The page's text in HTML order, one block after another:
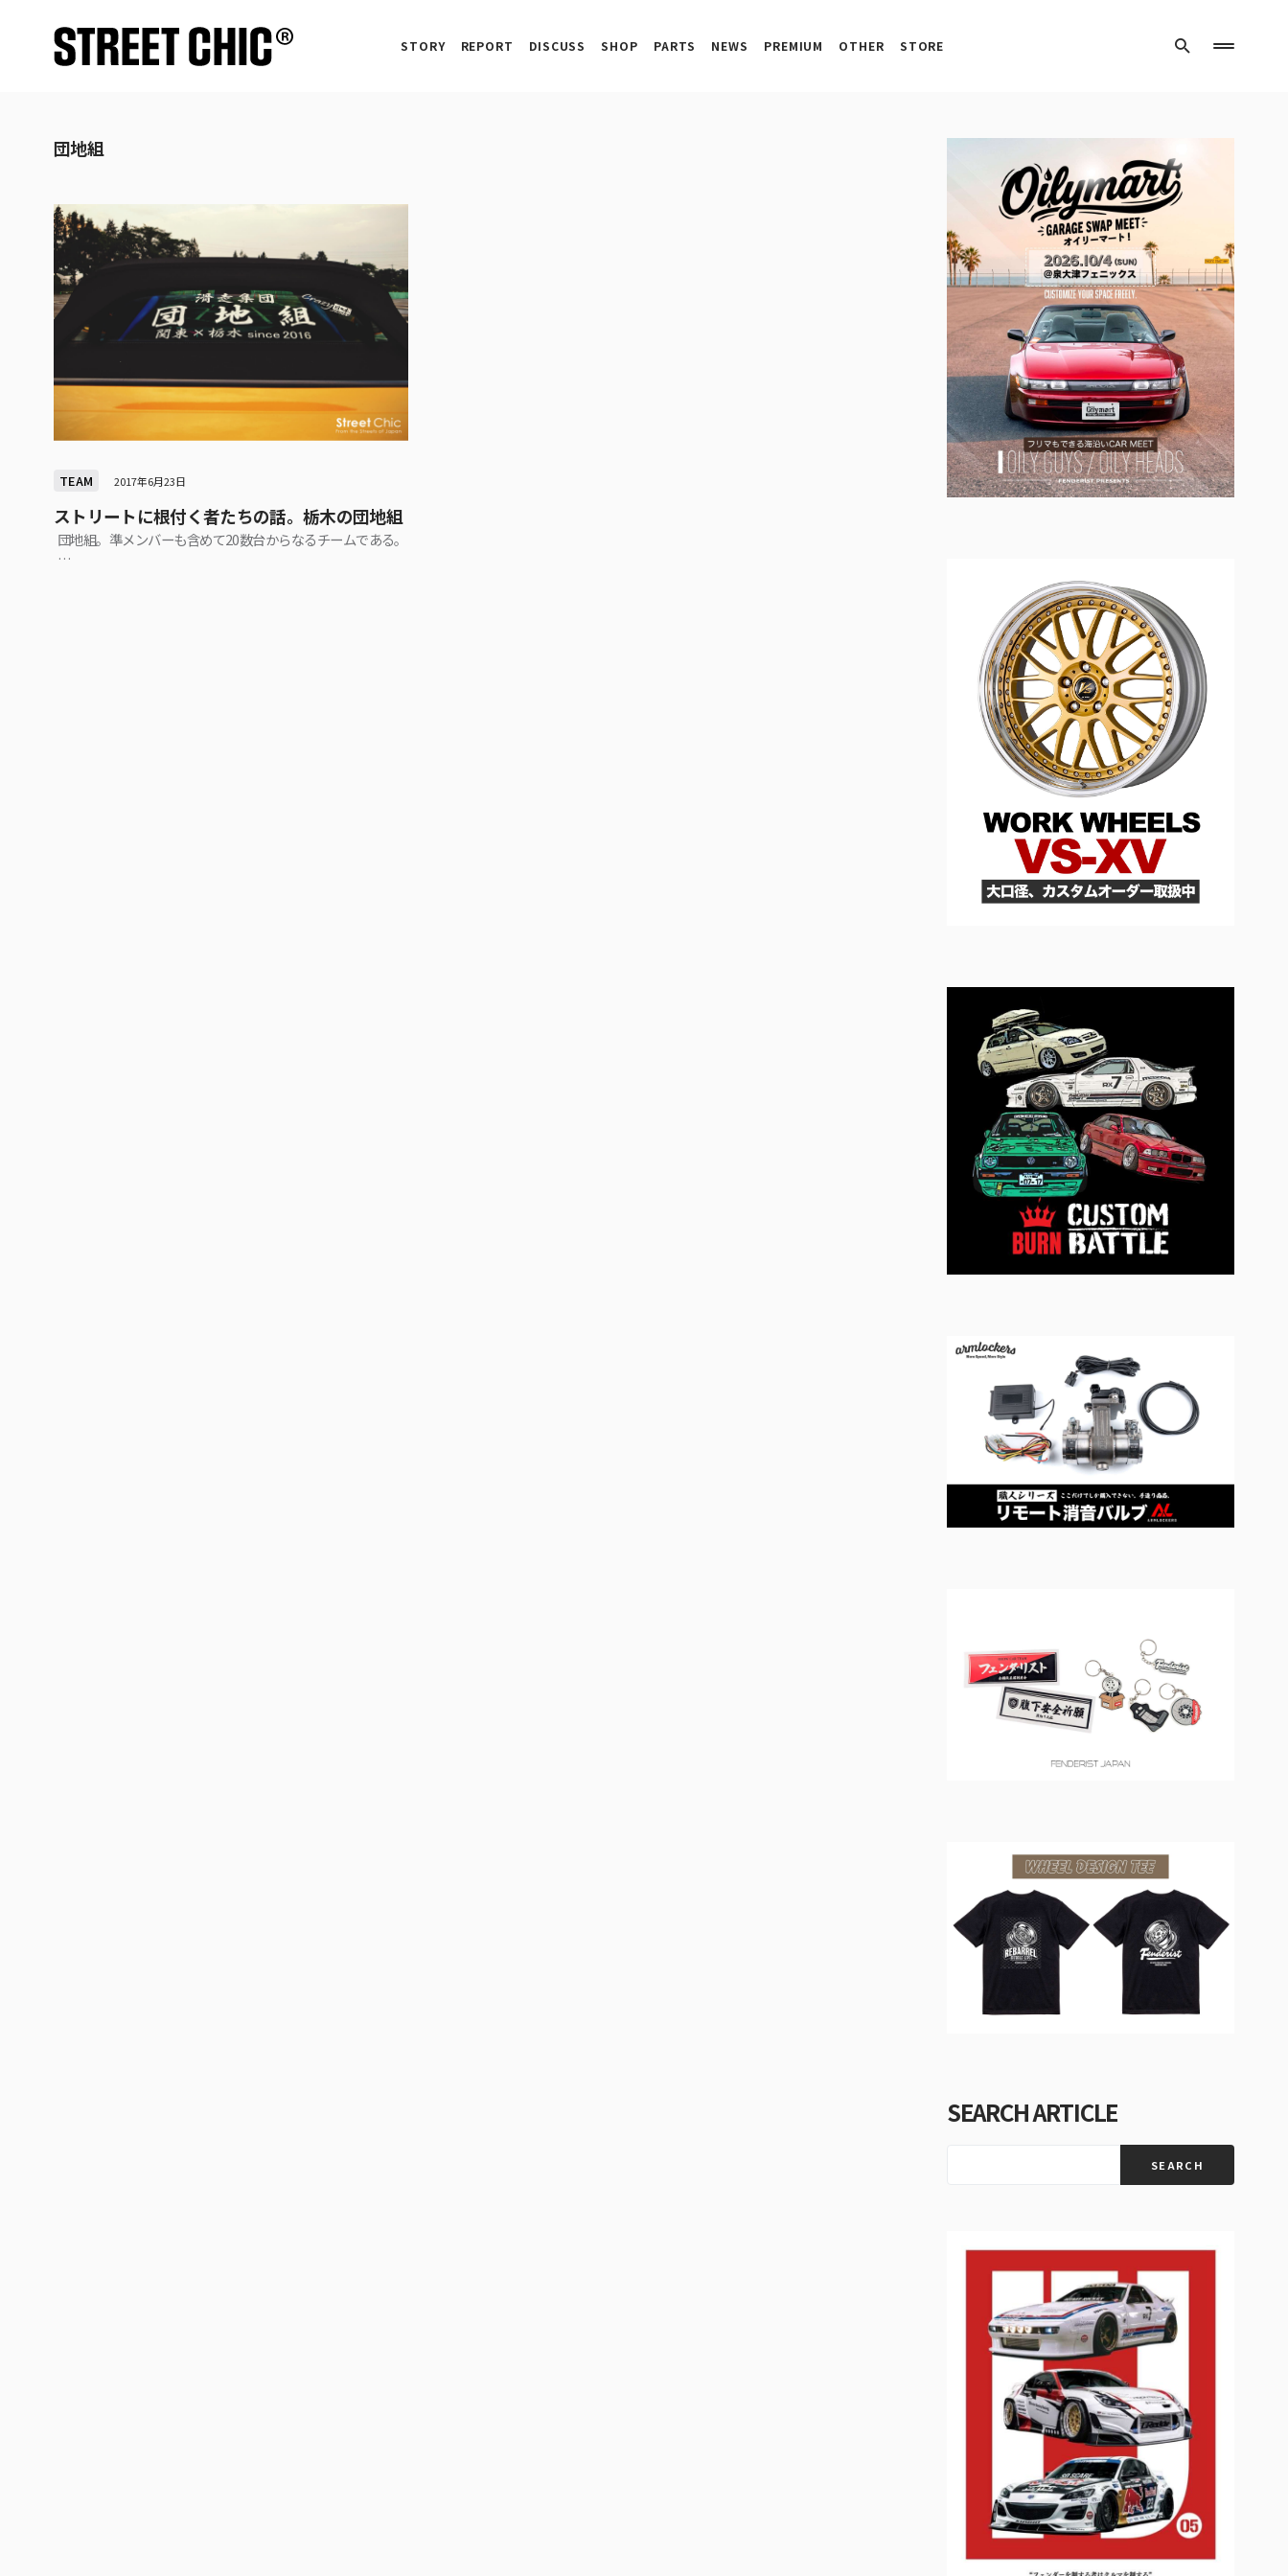
STORY REPORT DISCUSS SHOP PARTS NEWS PREMIUM OTHER STORE
団地組
TEAM 2017年6月23日
ストリートに根付く者たちの話。栃木の団地組
団地組。準メンバーも含めて20数台からなるチームである。
…
SEARCH ARTICLE
SEARCH